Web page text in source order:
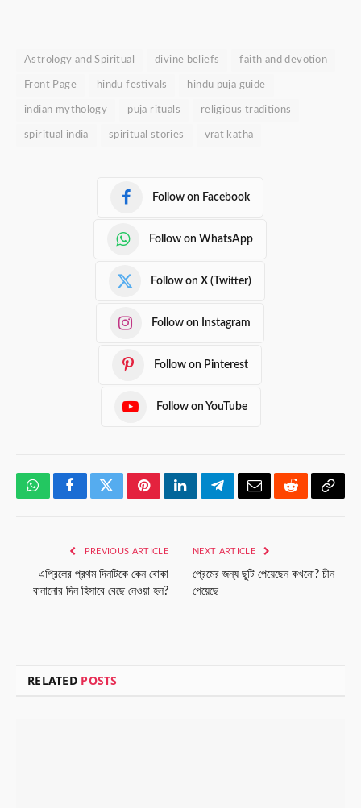
Astrology and Spiritual divine beliefs faith and devotion
Front Page hindu festivals hindu puja guide
indian mythology puja rituals religious traditions
spiritual india spiritual stories vrat katha
Follow on Facebook
Follow on WhatsApp
Follow on X (Twitter)
Follow on Instagram
Follow on Pinterest
Follow on YouTube
WhatsAppFacebookTwitterPinterestLinkedInTelegramEmailRedditCopy
PREVIOUS ARTICLE
এপ্রিলের প্রথম দিনটিকে কেন বোকা
বানানোর দিন হিসাবে বেছে নেওয়া হল?
NEXT ARTICLE
প্রেমের জন্য ছুটি পেয়েছেন কখনো? চীন
পেয়েছে
RELATED POSTS